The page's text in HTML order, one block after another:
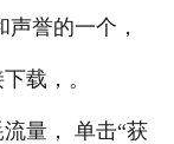
誉的一个，
载，。
量， 单击“获